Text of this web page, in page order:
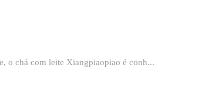
o chá com leite Xiangpiaopiao é conh...